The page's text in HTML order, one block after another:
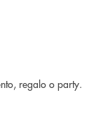
regalo o party.